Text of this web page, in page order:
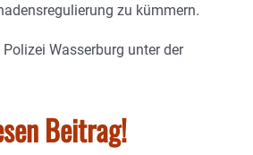
zu kümmern.
Wasserburg unter der
Beitrag!